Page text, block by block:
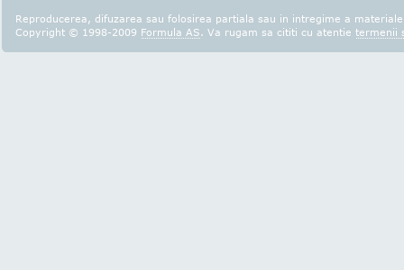
Reproducerea, difuzarea sau folosirea partiala sau in intregime a
Copyright © 1998-2009 Formula AS. Va rugam sa cititi cu atentie termenii